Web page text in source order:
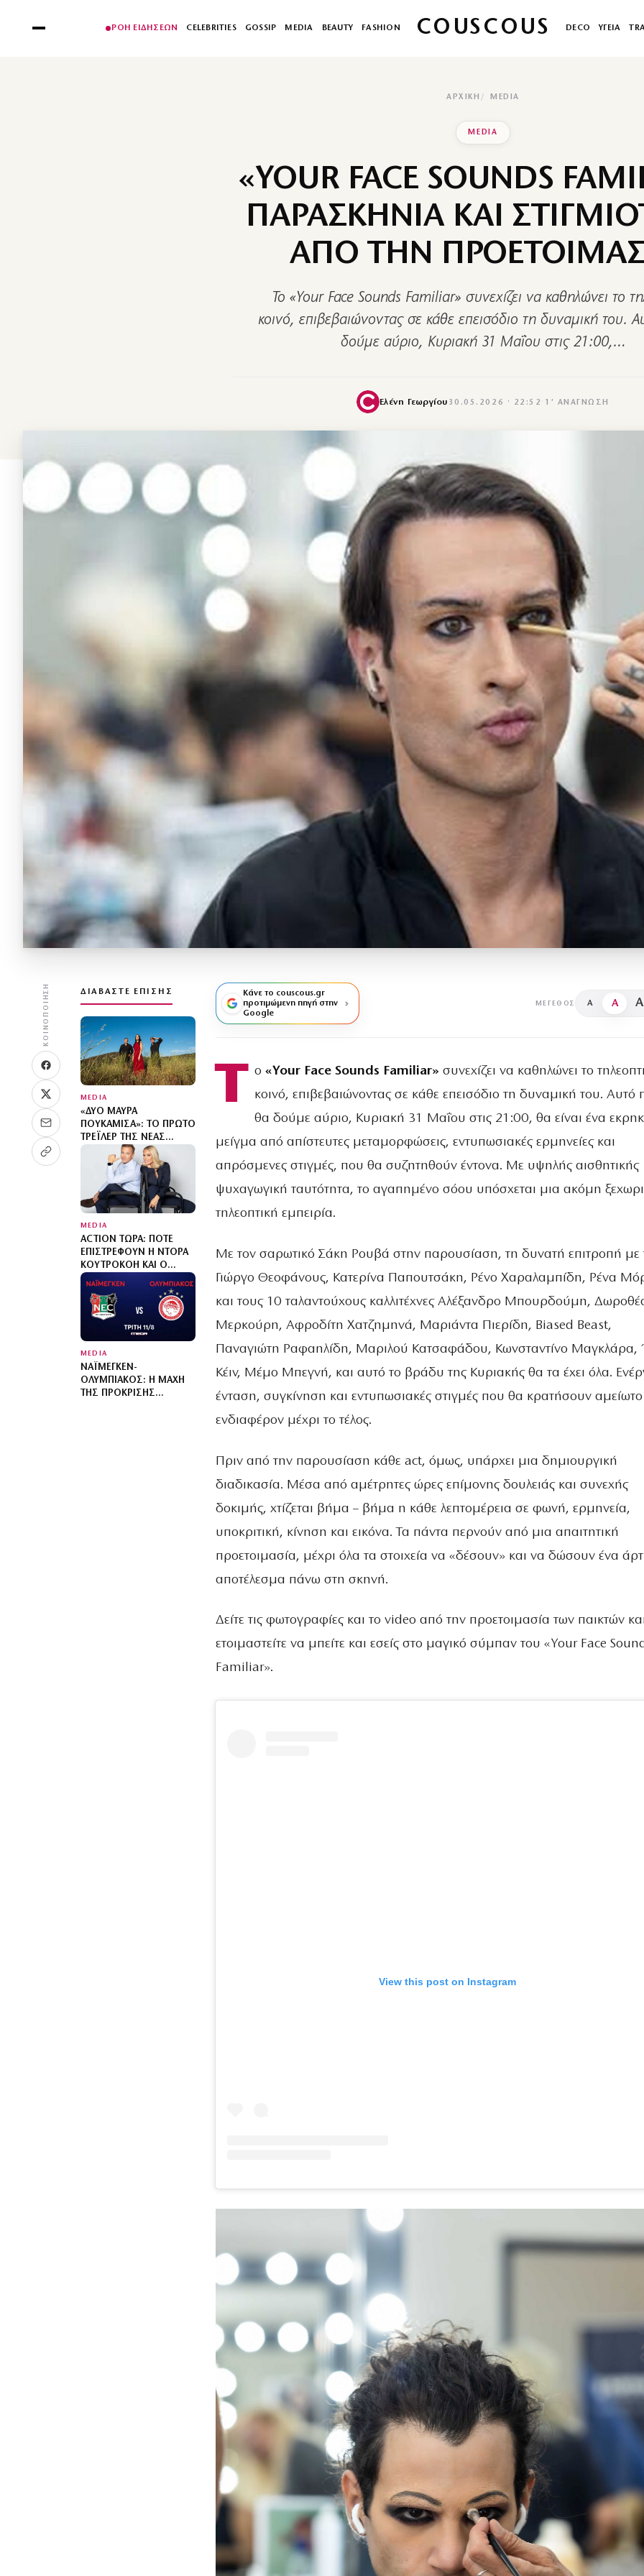
ΡΟΗ ΕΙΔΗΣΕΩΝ CELEBRITIES GOSSIP MEDIA BEAUTY FASHION COUSCOUS DECO ΥΓΕΙΑ
ΑΡΧΙΚΉ MEDIA
MEDIA
«YOUR FACE SOUNDS
ΠΑΡΑΣΚΗΝΙΑ ΚΑΙ
ΑΠΟ ΤΗΝ
Το «Your Face Sounds Familiar» συνεχίζει να καθηλώνει το
κοινό, επιβεβαιώνοντας σε κάθε επεισόδιο τη δυναμική του.
δούμε αύριο, Κυριακή 31 Μαΐου στις 21:00,…
Ελένη Γεωργίου 30.05.2026 · 22:52 · 1′ ΑΝΆΓΝΩΣΗ
ΚΟΙΝΟΠΟΊΗΣΗ ΔΙΑΒΆΣΤΕ ΕΠΊΣΗΣ
MEDIA
«ΔΎΟ ΜΑΎΡΑ
ΠΟΥΚΆΜΙΣΑ»: ΤΟ ΠΡΏΤΟ
ΤΡΈΙΛΕΡ ΤΗΣ ΝΈΑΣ
ΔΡΑΜΑΤΙΚΉΣ ΣΕΙΡΆΣ ΤΟΥ
MEGA ΚΥΚΛΟΦΌΡΗΣΕ
MEDIA
ACTION ΤΏΡΑ: ΠΌΤΕ
ΕΠΙΣΤΡΈΦΟΥΝ Η ΝΤΌΡΑ
ΚΟΥΤΡΟΚΌΗ ΚΑΙ Ο
ΓΙΏΡΓΟΣ ΓΡΗΓΟΡΙΆΔΗΣ
MEDIA
ΝΑΪΜΈΓΚΕΝ-
ΟΛΥΜΠΙΑΚΌΣ: Η ΜΆΧΗ
ΤΗΣ ΠΡΌΚΡΙΣΗΣ
Κάνε το couscous.gr
προτιμώμενη πηγή στην
Google
ΜΈΓΕΘΟΣ A A A
Τ ο «Your Face Sounds Familiar» συνεχίζει να καθηλώνει το
κοινό, επιβεβαιώνοντας σε κάθε επεισόδιο τη δυναμική του. Αυτό
θα δούμε αύριο, Κυριακή 31 Μαΐου στις 21:00, θα είναι ένα
μείγμα από απίστευτες μεταμορφώσεις, εντυπωσιακές ερμηνείες και
απρόσμενες στιγμές, που θα συζητηθούν έντονα. Με υψηλής αισθητικής
ψυχαγωγική ταυτότητα, το αγαπημένο σόου υπόσχεται μια ακόμη
τηλεοπτική εμπειρία.
Με τον σαρωτικό Σάκη Ρουβά στην παρουσίαση, τη δυνατή επιτροπή με
Γιώργο Θεοφάνους, Κατερίνα Παπουτσάκη, Ρένο Χαραλαμπίδη, Ρένα
και τους 10 ταλαντούχους καλλιτέχνες Αλέξανδρο Μπουρδούμη,
Μερκούρη, Αφροδίτη Χατζημηνά, Μαριάντα Πιερίδη, Biased Beast,
Παναγιώτη Ραφαηλίδη, Μαριλού Κατσαφάδου, Κωνσταντίνο Μαγκλάρα,
Κέιν, Μέμο Μπεγνή, και αυτό το βράδυ της Κυριακής θα τα έχει όλα.
ένταση, συγκίνηση και εντυπωσιακές στιγμές που θα κρατήσουν αμείωτο
ενδιαφέρον μέχρι το τέλος.
Πριν από την παρουσίαση κάθε act, όμως, υπάρχει μια δημιουργική
διαδικασία. Μέσα από αμέτρητες ώρες επίμονης δουλειάς και συνεχής
δοκιμής, χτίζεται βήμα – βήμα η κάθε λεπτομέρεια σε φωνή, ερμηνεία,
υποκριτική, κίνηση και εικόνα. Τα πάντα περνούν από μια απαιτητική
προετοιμασία, μέχρι όλα τα στοιχεία να «δέσουν» και να δώσουν ένα
αποτέλεσμα πάνω στη σκηνή.
Δείτε τις φωτογραφίες και το video από την προετοιμασία των παικτών
ετοιμαστείτε να μπείτε και εσείς στο μαγικό σύμπαν του «Your Face
Familiar».
View this post on Instagram